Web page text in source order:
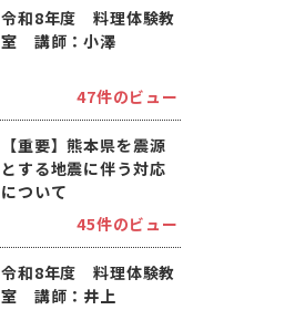
令和8年度 料理体験教
室 講師：小澤
47件のビュー
【重要】熊本県を震源
とする地震に伴う対応
について
45件のビュー
令和8年度 料理体験教
室 講師：井上